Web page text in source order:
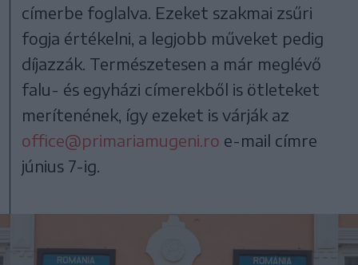
címerbe foglalva. Ezeket szakmai zsűri
fogja értékelni, a legjobb műveket pedig
díjazzák. Természetesen a már meglévő
falu- és egyházi címerekből is ötleteket
merítenének, így ezeket is várják az
office@primariamugeni.ro e-mail címre
június 7-ig.